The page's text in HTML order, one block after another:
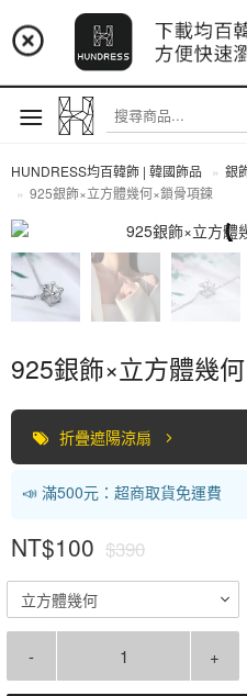
📢 市集預告：9/
📢 市集預告：9/
📢 市集預告：8/22-
註冊
HUNDRESS均百韓飾 | 韓國飾品
銀
925銀飾×立方體幾何×鎖骨項鍊
全部商品
925銀飾×立方體幾
折疊遮陽涼扇
📣 滿500元：超商取貨免運費
NT$100 $390
立方體幾何
- +